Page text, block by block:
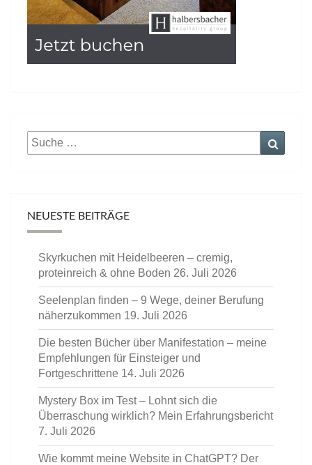
Suche
nach:
NEUESTE BEITRÄGE
Skyrkuchen mit Heidelbeeren – cremig,
proteinreich & ohne Boden 26. Juli 2026
Seelenplan finden – 9 Wege, deiner Berufung
näherzukommen 19. Juli 2026
Die besten Bücher über Manifestation – meine
Empfehlungen für Einsteiger und
Fortgeschrittene 14. Juli 2026
Mystery Box im Test – Lohnt sich die
Überraschung wirklich? Mein Erfahrungsbericht
7. Juli 2026
Wie kommt meine Website in ChatGPT? Der